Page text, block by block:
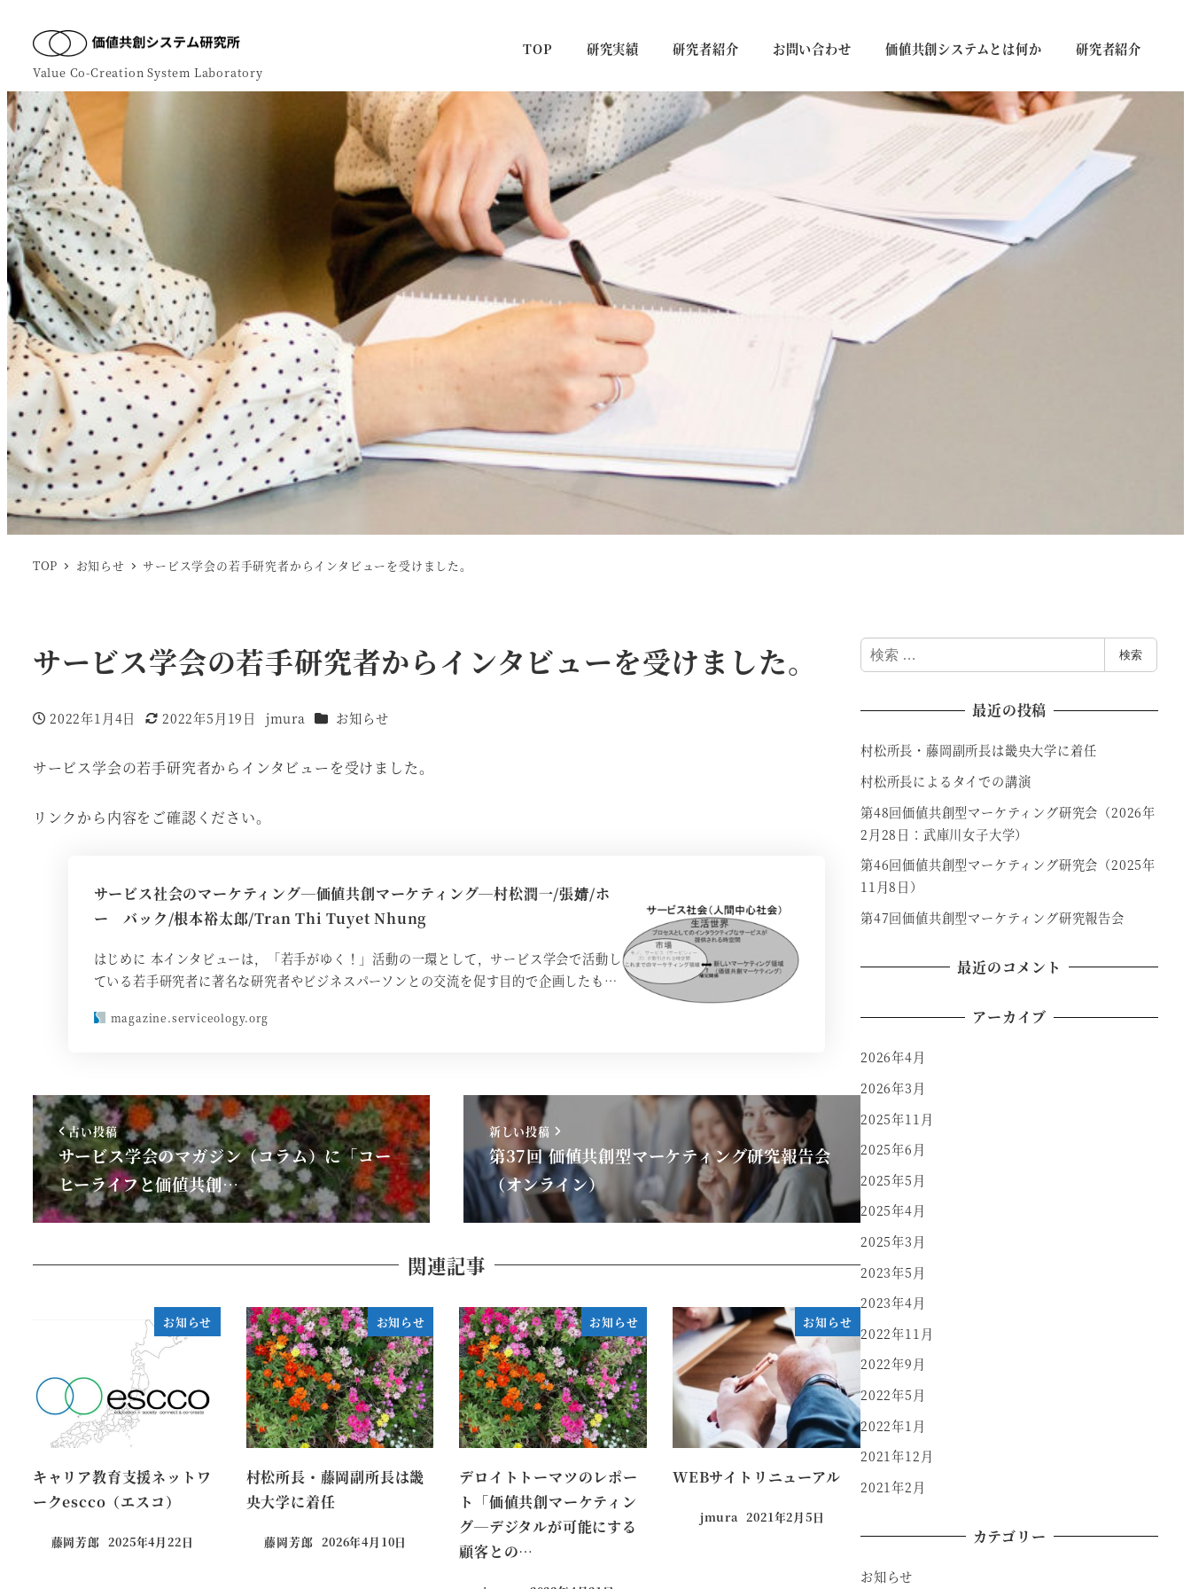
Value Co-Creation System Laboratory
TOP 研究実績 研究者紹介 お問い合わせ 価値共創システムとは何か 研究者紹介
TOP お知らせ サービス学会の若手研究者からインタビューを受けました。
サービス学会の若手研究者からインタビューを受けました。
投稿日
2022年1月4日
更新日
2022年5月19日
著
jmura カテゴリー
お知らせ
サービス学会の若手研究者からインタビューを受けました。
リンクから内容をご確認ください。
サービス社会のマーケティング―価値共創マーケティング―村松潤一/張婧/ホ
ー バック/根本裕太郎/Tran Thi Tuyet Nhung
はじめに 本インタビューは，「若手がゆく！」活動の一環として，サービス学会で活動し
ている若手研究者に著名な研究者やビジネスパーソンとの交流を促す目的で企画したも…
magazine.serviceology.org
古い投稿
サービス学会のマガジン（コラム）に「コー
ヒーライフと価値共創…
新しい投稿
第37回 価値共創型マーケティング研究報告会
（オンライン）
関連記事
お知らせ
キャリア教育支援ネットワ
ークescco（エスコ）
藤岡芳郎 2025年4月22日
お知らせ
村松所長・藤岡副所長は畿
央大学に着任
藤岡芳郎 2026年4月10日
お知らせ
デロイトトーマツのレポー
ト「価値共創マーケティン
グ─デジタルが可能にする
顧客との…
お知らせ
WEBサイトリニューアル
jmura 2021年2月5日
検
索
検索
最近の投稿
村松所長・藤岡副所長は畿央大学に着任
村松所長によるタイでの講演
第48回価値共創型マーケティング研究会（2026年
2月28日：武庫川女子大学）
第46回価値共創型マーケティング研究会（2025年
11月8日）
第47回価値共創型マーケティング研究報告会
最近のコメント
アーカイブ
2026年4月
2026年3月
2025年11月
2025年6月
2025年5月
2025年4月
2025年3月
2023年5月
2023年4月
2022年11月
2022年9月
2022年5月
2022年1月
2021年12月
2021年2月
カテゴリー
お知らせ